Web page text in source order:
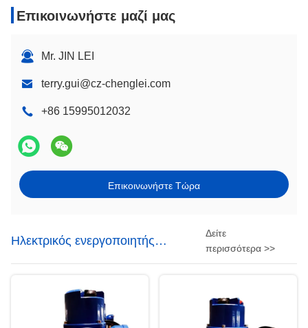
Επικοινωνήστε μαζί μας
Mr. JIN LEI
terry.gui@cz-chenglei.com
+86 15995012032
Επικοινωνήστε Τώρα
Ηλεκτρικός ενεργοποιητής
βαλβίδας
Δείτε
περισσότερα >>